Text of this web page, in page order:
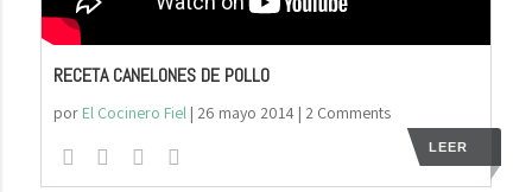
RECETA CANELONES DE POLLO
por El Cocinero Fiel| 26 mayo 2014| 2 Comments
LEER